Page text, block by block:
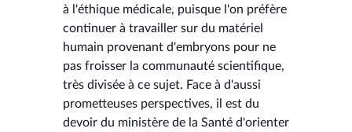
à l'éthique médicale, puisque l'on préfère
continuer à travailler sur du matériel
humain provenant d'embryons pour ne
pas froisser la communauté scientifique,
très divisée à ce sujet. Face à d'aussi
prometteuses perspectives, il est du
devoir du ministère de la Santé d'orienter